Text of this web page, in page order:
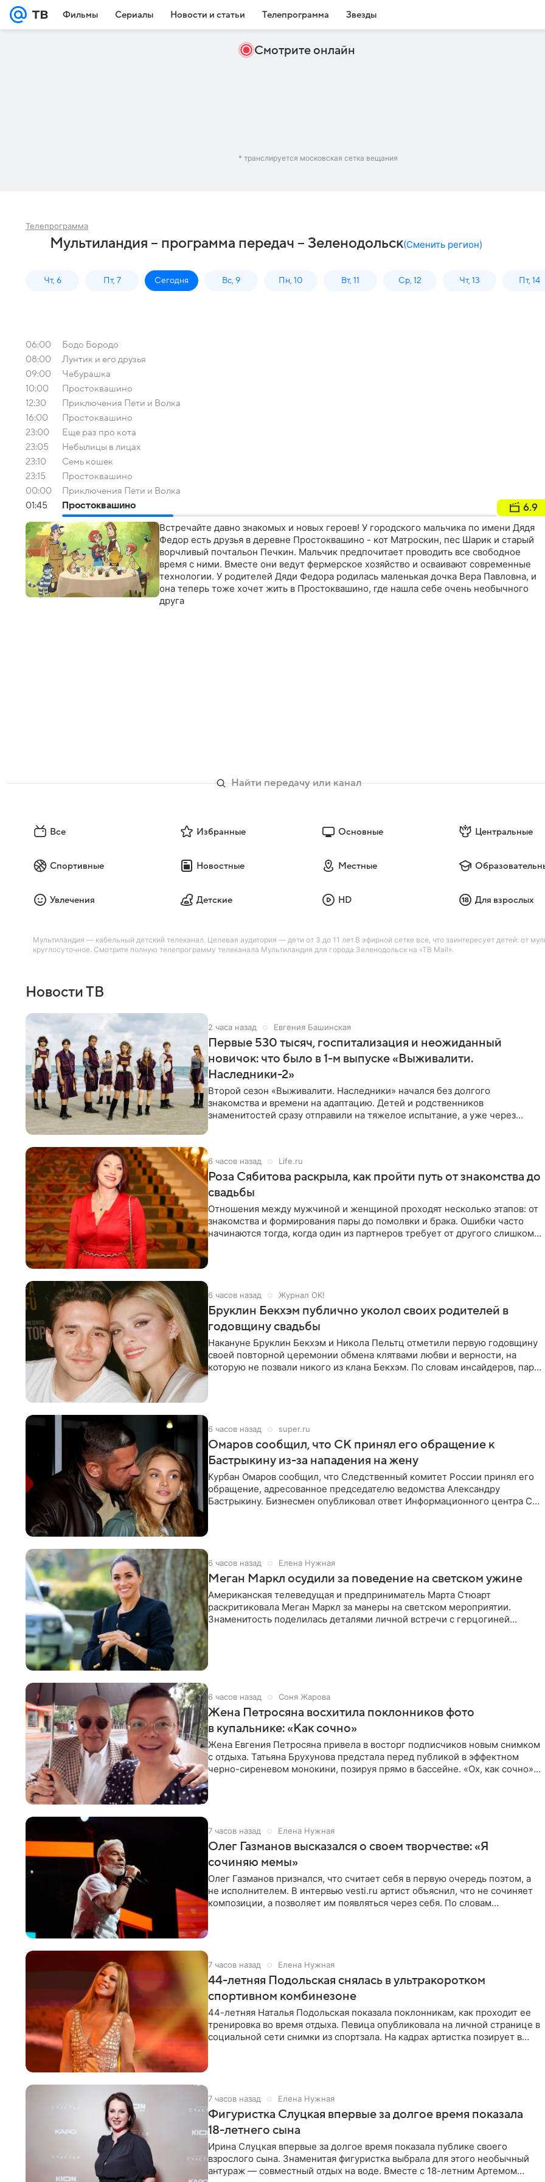
Фильмы Сериалы Новости и статьи Телепрограмма Звезды
Смотрите онлайн
* транслируется московская сетка вещания
Телепрограмма
Мультиландия – программа передач – Зеленодольск(Сменить регион)
Чт, 6 Пт, 7 Сегодня Вс, 9 Пн, 10 Вт, 11 Ср, 12 Чт, 13 Пт, 14
06:00
Бодо Бородо
08:00
Лунтик и его друзья
09:00
Чебурашка
10:00
Простоквашино
12:30
Приключения Пети и Волка
16:00
Простоквашино
23:00
Еще раз про кота
23:05
Небылицы в лицах
23:10
Семь кошек
23:15
Простоквашино
00:00
Приключения Пети и Волка
01:45
Простоквашино 6.9
Встречайте давно знакомых и новых героев! У городского мальчика по имени Дядя
Федор есть друзья в деревне Простоквашино - кот Матроскин, пес Шарик и старый
ворчливый почтальон Печкин. Мальчик предпочитает проводить все свободное
время с ними. Вместе они ведут фермерское хозяйство и осваивают современные
технологии. У родителей Дяди Федора родилась маленькая дочка Вера Павловна, и
она теперь тоже хочет жить в Простоквашино, где нашла себе очень необычного
друга
Все Избранные Основные Центральные
Спортивные Новостные Местные
Увлечения Детские HD Для взрослых
Мультиландия — кабельный детский телеканал. Целевая аудитория — дети от 3 до 11 лет.В эфирной сетке все, что заинтересует детей: от
круглосуточное. Смотрите полную телепрограмму телеканала Мультиландия для города Зеленодольск на «ТВ Mail».
Новости ТВ
2 часа назад Евгения Башинская
Первые 530 тысяч, госпитализация и неожиданный
новичок: что было в 1-м выпуске «Выживалити.
Наследники-2»
Второй сезон «Выживалити. Наследники» начался без долгого
знакомства и времени на адаптацию. Детей и родственников
знаменитостей сразу отправили на тяжелое испытание, а уже через
6 часов назад Life.ru
Роза Сябитова раскрыла, как пройти путь от знакомства до
свадьбы
Отношения между мужчиной и женщиной проходят несколько этапов: от
знакомства и формирования пары до помолвки и брака. Ошибки часто
начинаются тогда, когда один из партнеров требует от другого слишком
6 часов назад Журнал OK!
Бруклин Бекхэм публично уколол своих родителей в
годовщину свадьбы
Накануне Бруклин Бекхэм и Никола Пельтц отметили первую годовщину
своей повторной церемонии обмена клятвами любви и верности, на
которую не позвали никого из клана Бекхэм. По словам инсайдеров, пара
6 часов назад super.ru
Омаров сообщил, что СК принял его обращение к
Бастрыкину из-за нападения на жену
Курбан Омаров сообщил, что Следственный комитет России принял его
обращение, адресованное председателю ведомства Александру
Бастрыкину. Бизнесмен опубликовал ответ Информационного центра СК
6 часов назад Елена Нужная
Меган Маркл осудили за поведение на светском ужине
Американская телеведущая и предприниматель Марта Стюарт
раскритиковала Меган Маркл за манеры на светском мероприятии.
Знаменитость поделилась деталями личной встречи с герцогиней
6 часов назад Соня Жарова
Жена Петросяна восхитила поклонников фото
в купальнике: «Как сочно»
Жена Евгения Петросяна привела в восторг подписчиков новым снимком
с отдыха. Татьяна Брухунова предстала перед публикой в эффектном
черно-сиреневом монокини, позируя прямо в бассейне. «Ох, как сочно»,
7 часов назад Елена Нужная
Олег Газманов высказался о своем творчестве: «Я
сочиняю мемы»
Олег Газманов признался, что считает себя в первую очередь поэтом, а
не исполнителем. В интервью vesti.ru артист объяснил, что не сочиняет
композиции, а позволяет им появляться через себя. По словам
7 часов назад Елена Нужная
44-летняя Подольская снялась в ультракоротком
спортивном комбинезоне
44-летняя Наталья Подольская показала поклонникам, как проходит ее
тренировка во время отдыха. Певица опубликовала на личной странице в
социальной сети снимки из спортзала. На кадрах артистка позирует в
7 часов назад Елена Нужная
Фигуристка Слуцкая впервые за долгое время показала
18-летнего сына
Ирина Слуцкая впервые за долгое время показала публике своего
взрослого сына. Знаменитая фигуристка выбрала для этого необычный
антураж — совместный отдых на воде. Вместе с 18-летним Артемом